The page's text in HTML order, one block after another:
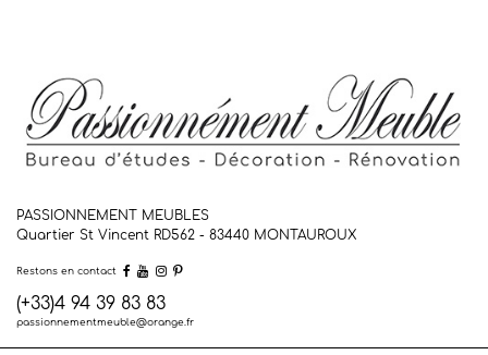
PASSIONNEMENT MEUBLES
Quartier St Vincent RD562 - 83440 MONTAUROUX
Restons en contact
(+33)4 94 39 83 83
passionnementmeuble@orange.fr